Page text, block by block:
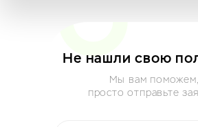
Не нашли свою
Мы вам поможем,
просто отправьте